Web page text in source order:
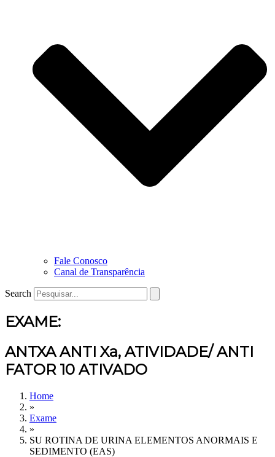
Fale Conosco
Canal de Transparência
Search
EXAME:
ANTXA ANTI Xa, ATIVIDADE/ ANTI
FATOR 10 ATIVADO
Home
»
Exame
»
SU ROTINA DE URINA ELEMENTOS ANORMAIS E
SEDIMENTO (EAS)